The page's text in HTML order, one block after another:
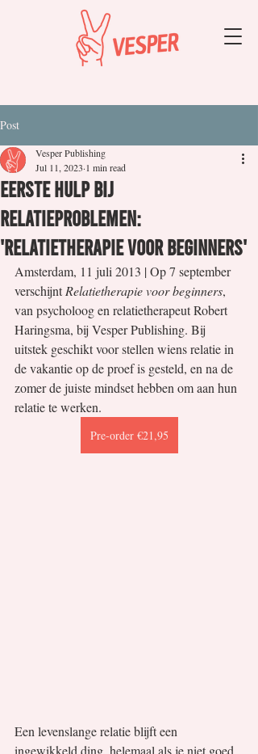
Post
Eerste hulp bij
relatieproblemen:
'Relatietherapie voor beginners'
Vesper Publishing
Jul 11, 2023 1 min read
Amsterdam, 11 juli 2013 | Op 7 september
verschijnt Relatietherapie voor beginners,
van psycholoog en relatietherapeut Robert
Haringsma, bij Vesper Publishing. Bij
uitstek geschikt voor stellen wiens relatie in
de vakantie op de proef is gesteld, en na de
zomer de juiste mindset hebben om aan hun
relatie te werken.
Pre-order €21,95
Een levenslange relatie blijft een
ingewikkeld ding, helemaal als je niet goed